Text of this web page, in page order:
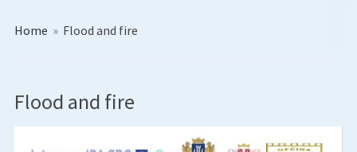
Home » Flood and fire
Flood and fire